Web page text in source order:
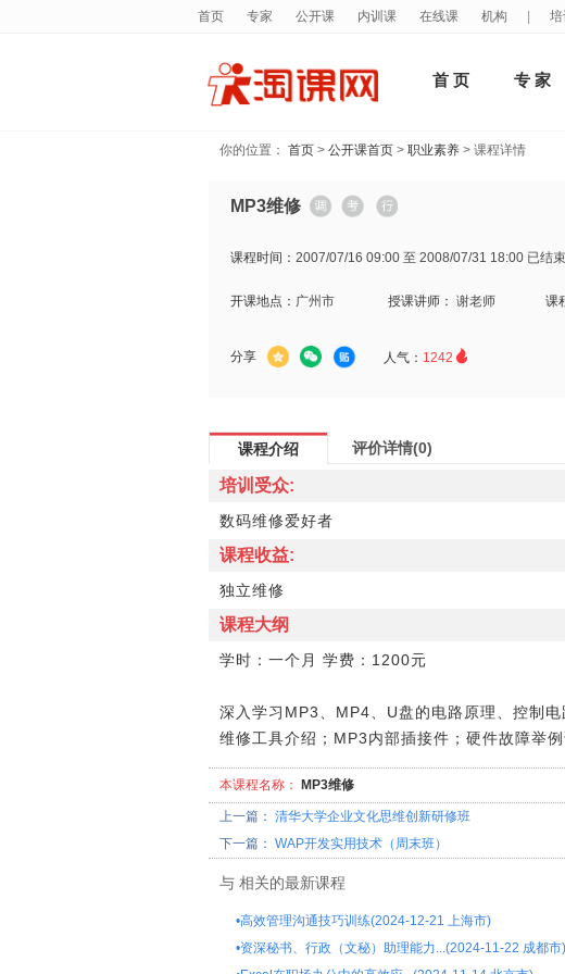
首 页 专 家
你的位置： 首页 > 公开课首页 > 职业素养 > 课程详情
MP3维修
课程时间： 2007/07/16 09:00 至 2008/07/31 18:00 已结束
开课地点： 广州市 授课讲师： 谢老师 课
分享 人气： 1242 
课程介绍 评价详情(0)
培训受众:
数码维修爱好者
课程收益:
独立维修
课程大纲
学时：一个月 学费：1200元
深入学习MP3、MP4、U盘的电路原理、控制
维修工具介绍；MP3内部插接件；硬件故障举
本课程名称： MP3维修
上一篇： 清华大学企业文化思维创新研修班
下一篇： WAP开发实用技术（周末班）
与 相关的最新课程
•高效管理沟通技巧训练(2024-12-21 上海市)
•资深秘书、行政（文秘）助理能力...(2024-11-22 成都市)
首页 专家 公开课 内训课 在线课 机构 培